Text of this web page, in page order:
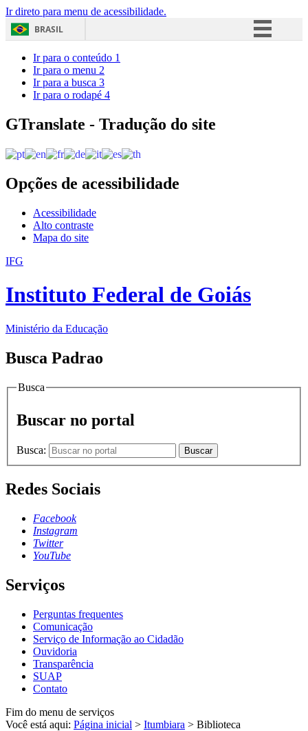
Ir direto para menu de acessibilidade.
BRASIL
Acesso à informação
Ir para o conteúdo 1
Ir para o menu 2
Ir para a busca 3
Ir para o rodapé 4
GTranslate - Tradução do site
Opções de acessibilidade
Acessibilidade
Alto contraste
Mapa do site
IFG
Instituto Federal de Goiás
Ministério da Educação
Busca Padrao
Busca
Buscar no portal
Busca: Buscar
Redes Sociais
Facebook
Instagram
Twitter
YouTube
Serviços
Perguntas frequentes
Comunicação
Serviço de Informação ao Cidadão
Ouvidoria
Transparência
SUAP
Contato
Fim do menu de serviços
Você está aqui: Página inicial > Itumbiara > Biblioteca